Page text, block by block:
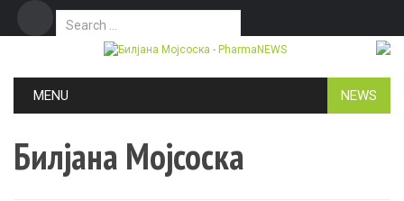
Search for:
MENU NEWS
Билјана Мојсоска